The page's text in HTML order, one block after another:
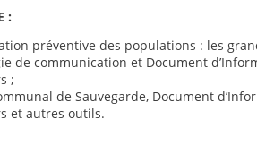
:
préventive des populations : les
de communication et Document
;
de Sauvegarde, Document
et autres outils.